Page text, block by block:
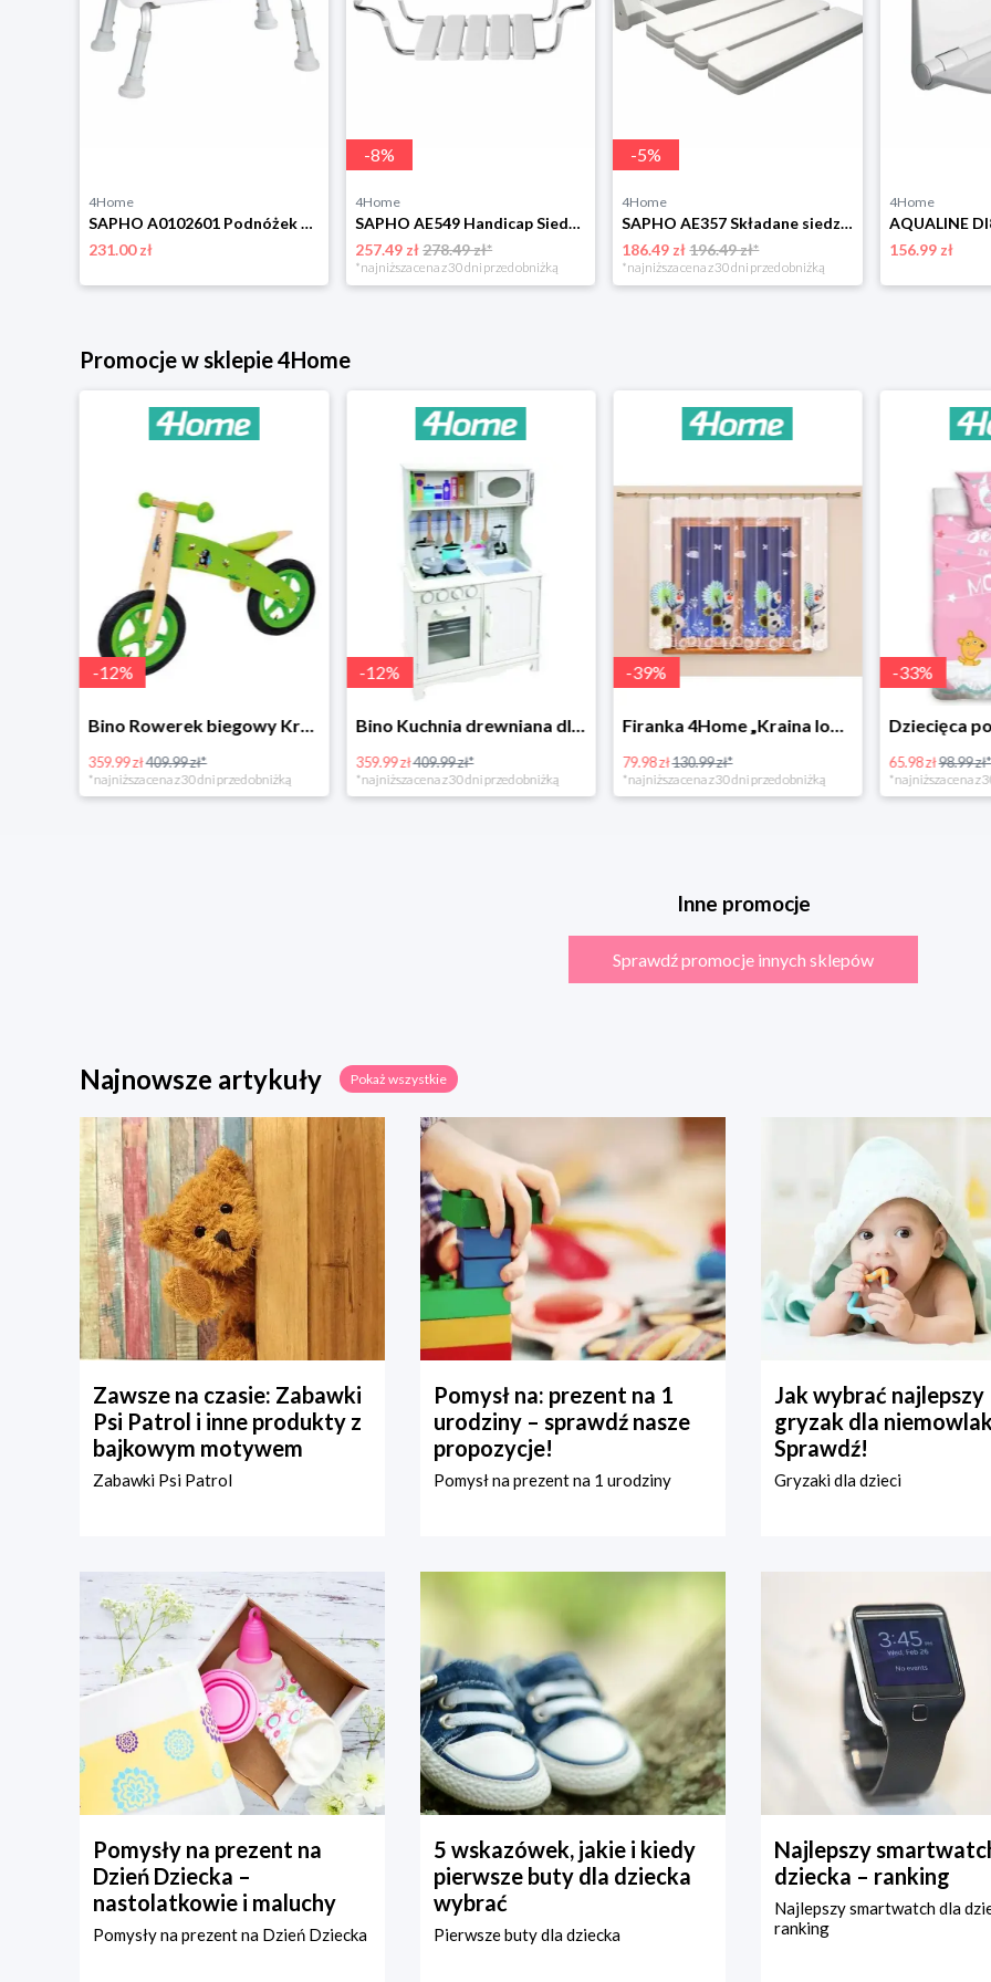
4Home
SAPHO A0102601 Podnóżek dla niepełnosprawnych, regulowana wysokość, biały Aqualine
231.00 zł
-8%
4Home
SAPHO AE549 Handicap Siedzisko wannowe, biały Aqualine
257.49 zł278.49 zł*
*najniższa cena z 30 dni przed obniżką
-5%
4Home
SAPHO AE357 Składane siedzisko prysznicowe dla niepełnosprawnych, 32 x 33 cm, biały Aqualine
186.49 zł196.49 zł*
*najniższa cena z 30 dni przed obniżką
4Home
156.99 zł
Promocje w sklepie 4Home
-12%
Bino Rowerek biegowy Krecik
359.99 zł409.99 zł*
*najniższa cena z 30 dni przed obniżką
-12%
Bino Kuchnia drewniana dla dzieci Provence
359.99 zł409.99 zł*
*najniższa cena z 30 dni przed obniżką
-39%
Firanka 4Home „Kraina lodu” (Frozen)
79.98 zł130.99 zł*
*najniższa cena z 30 dni przed obniżką
-33%
65.98 zł98.99 zł*
*najniższa cena z
Inne promocje
Sprawdź promocje innych sklepów
Najnowsze artykuły Pokaż wszystkie
Zawsze na czasie: Zabawki
Psi Patrol i inne produkty z
bajkowym motywem
Zabawki Psi Patrol
Pomysł na: prezent na 1
urodziny – sprawdź nasze
propozycje!
Pomysł na prezent na 1 urodziny
Jak wybrać najlepszy
gryzak dla
Sprawdź!
Gryzaki dla dzieci
Pomysły na prezent na
Dzień Dziecka –
nastolatkowie i maluchy
Pomysły na prezent na Dzień Dziecka
5 wskazówek, jakie i kiedy
pierwsze buty dla dziecka
wybrać
Pierwsze buty dla dziecka
Najlepszy
dziecka – ranking
Najlepszy smartwatch dla
ranking